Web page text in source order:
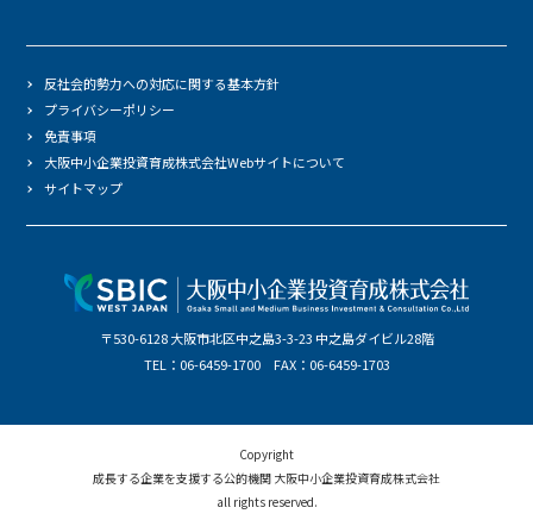
〒530-6128 大阪市北区中之島3-3-23 中之島ダイビル28階
TEL：06-6459-1700 FAX：06-6459-1703
反社会的勢力への対応に関する基本方針
プライバシーポリシー
免責事項
大阪中小企業投資育成株式会社Webサイトについて
サイトマップ
Copyright
成長する企業を支援する公的機関 大阪中小企業投資育成株式会社
all rights reserved.